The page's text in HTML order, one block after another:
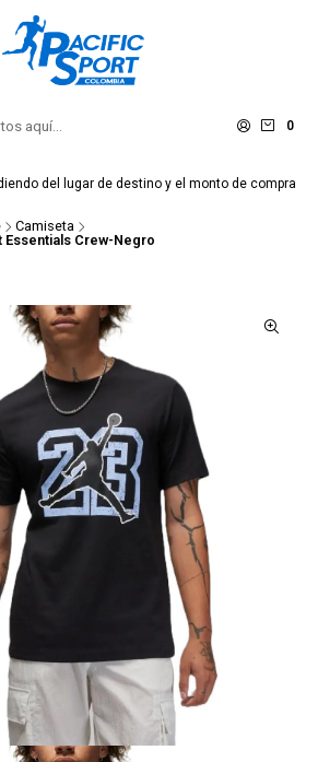
0
del lugar de destino y el monto de compra
Camiseta
Essentials Crew-Negro